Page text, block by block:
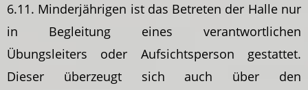
6.11. Minderjährigen ist das Betreten der Halle nur
in Begleitung eines verantwortlichen
Übungsleiters oder Aufsichtsperson gestattet.
Dieser überzeugt sich auch über den